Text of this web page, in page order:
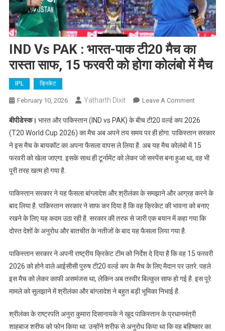
IND Vs PAK : भारत-पाक टी20 मैच का
रास्ता साफ, 15 फरवरी को होगा कोलंबो में मैच
IPL क्रिकेट
February 10, 2026 Yatharth Dixit Leave A CommentOn
Vs
PAK
:
भारत-
मैच
का
रास्ता
फरवरी
को
कोलंबो
बीपीडेस्क। भारत और पाकिस्तान (IND vs PAK) के बीच टी20 वर्ल्ड कप 2026
(T20 World Cup 2026) का मैच अब अपने तय समय पर ही होगा. पाकिस्तान सरकार
ने इस मैच के बायकॉट का अपना फैसला वापस ले लिया है. अब यह मैच कोलंबो में 15
फरवरी को खेला जाएगा. इसके साथ ही टूर्नामेंट को लेकर जो सस्पेंस बना हुआ था, वह भी
पूरी तरह खत्म हो गया है.
पाकिस्तान सरकार ने यह फैसला बांग्लादेश और श्रीलंका के समझाने और आग्रह करने के
बाद लिया है. पाकिस्तान सरकार ने साफ कर दिया है कि वह क्रिकेट की भावना को बनाए
रखने के लिए यह कदम उठा रही है. सरकार की तरफ से जारी एक बयान में कहा गया कि
दोस्त देशों के अनुरोध और बातचीत के नतीजों के बाद यह फैसला लिया गया है.
पाकिस्तान सरकार ने अपनी राष्ट्रीय क्रिकेट टीम को निर्देश दे दिया है कि वह 15 फरवरी
2026 को होने वाले आईसीसी पुरुष टी20 वर्ल्ड कप के मैच के लिए मैदान पर उतरे. पहले
इस मैच को लेकर काफी असमंजस था, लेकिन अब तस्वीर बिल्कुल साफ हो गई है. इस पूरे
मामले को सुलझाने में श्रीलंका और बांग्लादेश ने बहुत बड़ी भूमिका निभाई है.
श्रीलंका के राष्ट्रपति अनुरा कुमारा दिसानायके ने खुद पाकिस्तान के प्रधानमंत्री
शाहबाज शरीफ को फोन किया था. उन्होंने शरीफ से अनुरोध किया था कि वह बहिष्कार का